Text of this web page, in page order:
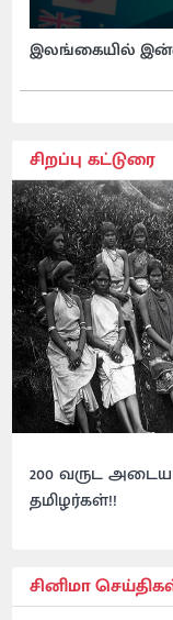
இலங்கையில்
சிறப்பு கட்டுரை
200 வருட
தமிழர்கள்!!
சினிமா